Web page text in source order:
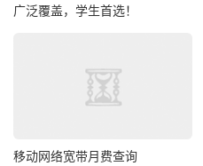
广泛覆盖，学生首选！
移动网络宽带月费查询